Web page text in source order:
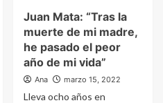
Juan Mata: “Tras la
muerte de mi madre,
he pasado el peor
año de mi vida”
Ana marzo 15, 2022
Lleva ocho años en